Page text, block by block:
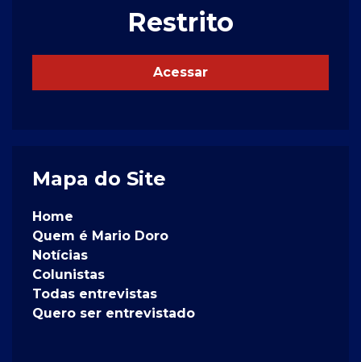
Restrito
Acessar
Mapa do Site
Home
Quem é Mario Doro
Notícias
Colunistas
Todas entrevistas
Quero ser entrevistado